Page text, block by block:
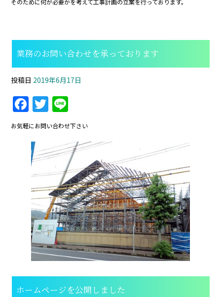
そのために何が必要かを考えて工事計画の立案を行っております。
業務のお問い合わせを承っております
投稿日 2019年6月17日
F
a
c
e
b
o
o
k
T
w
itt
er
n
e
お気軽にお問い合わせ下さい
ホームページを公開しました